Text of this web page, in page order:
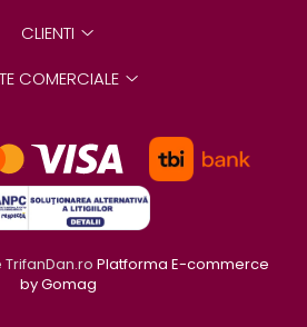
CLIENTI
COMERCIALE
Platforma E-commerce
by Gomag